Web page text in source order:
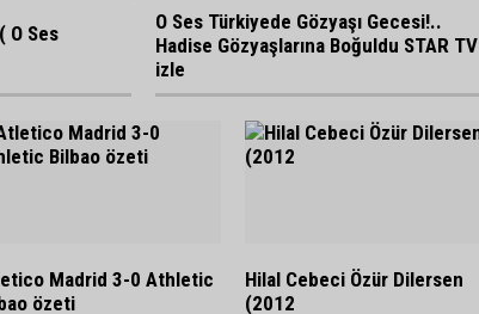
O Ses
O Ses Türkiyede Gözyaşı Gecesi!..
Hadise Gözyaşlarına Boğuldu STAR TV
izle
Madrid 3-0 Athletic
özeti
Hilal Cebeci Özür Dilersen
(2012